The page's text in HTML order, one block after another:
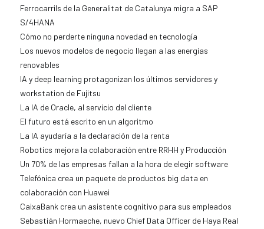
Ferrocarrils de la Generalitat de Catalunya migra a SAP
S/4HANA
Cómo no perderte ninguna novedad en tecnología
Los nuevos modelos de negocio llegan a las energías
renovables
IA y deep learning protagonizan los últimos servidores y
workstation de Fujitsu
La IA de Oracle, al servicio del cliente
El futuro está escrito en un algoritmo
La IA ayudaría a la declaración de la renta
Robotics mejora la colaboración entre RRHH y Producción
Un 70% de las empresas fallan a la hora de elegir software
Telefónica crea un paquete de productos big data en
colaboración con Huawei
CaixaBank crea un asistente cognitivo para sus empleados
Sebastián Hormaeche, nuevo Chief Data Officer de Haya Real